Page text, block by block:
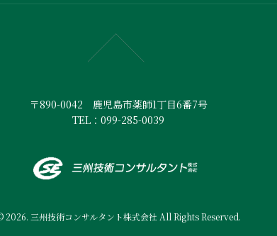
〒890-0042 鹿児島市薬師1丁目6番7号
TEL：099-285-0039
2026. 三州技術コンサルタント株式会社 All Rights Reserved.